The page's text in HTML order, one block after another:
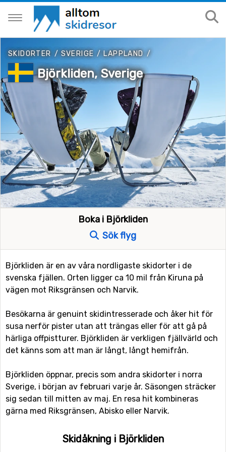
SKIDORTER / SVERIGE / LAPPLAND /
Björkliden, Sverige
Boka i Björkliden
Sök flyg
Björkliden är en av våra nordligaste skidorter i de
svenska fjällen. Orten ligger ca 10 mil från Kiruna på
vägen mot Riksgränsen och Narvik.
Besökarna är genuint skidintresserade och åker hit för
susa nerför pister utan att trängas eller för att gå på
härliga offpistturer. Björkliden är verkligen fjällvärld och
det känns som att man är långt, långt hemifrån.
Björkliden öppnar, precis som andra skidorter i norra
Sverige, i början av februari varje år. Säsongen sträcker
sig sedan till mitten av maj. En resa hit kombineras
gärna med Riksgränsen, Abisko eller Narvik.
Skidåkning i Björkliden